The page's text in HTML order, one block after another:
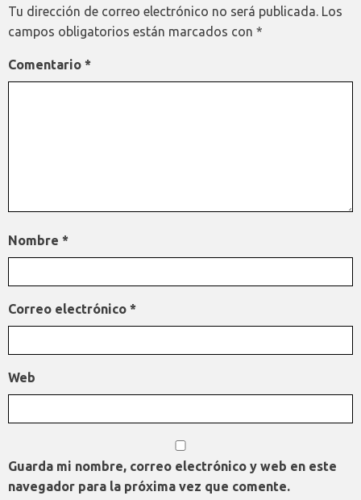
Tu dirección de correo electrónico no será publicada. Los
campos obligatorios están marcados con *
Comentario *
Nombre *
Correo electrónico *
Web
Guarda mi nombre, correo electrónico y web en este
navegador para la próxima vez que comente.